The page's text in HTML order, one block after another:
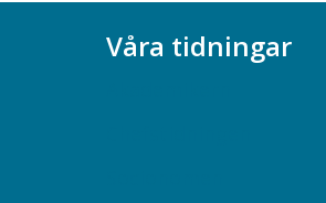
Våra tidningar